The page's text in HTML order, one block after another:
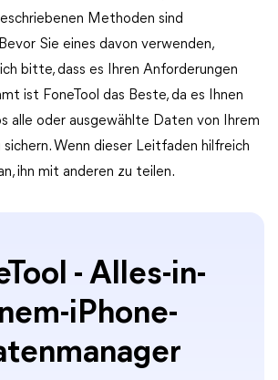
Methoden sind
Sie eines davon verwenden,
bitte, dass es Ihren Anforderungen
ist FoneTool das Beste, da es Ihnen
alle oder ausgewählte Daten von Ihrem
sichern. Wenn dieser Leitfaden hilfreich
ihn mit anderen zu teilen.
- Alles-in-
iPhone-